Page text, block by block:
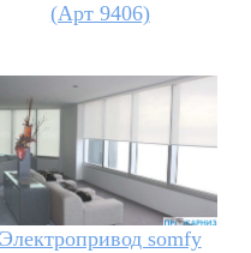
(Арт 9406)
Электропривод somfy